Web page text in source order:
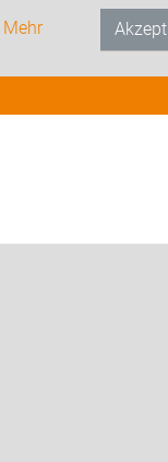
Mehr